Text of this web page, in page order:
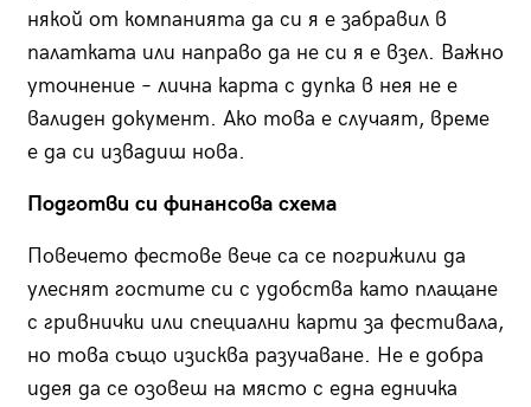
някой от компанията да си я е забравил в
палатката или направо да не си я е взел. Важно
уточнение – лична карта с дупка в нея не е
валиден документ. Ако това е случаят, време
е да си извадиш нова.
Подготви си финансова схема
Повечето фестове вече са се погрижили да
улеснят гостите си с удобства като плащане
с гривнички или специални карти за фестивала,
но това също изисква разучаване. Не е добра
идея да се озовеш на място с една едничка